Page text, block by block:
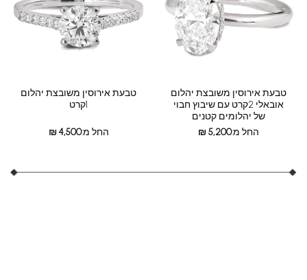
טבעת אירוסין משובצת יהלום
אובאלי 2קרט עם שיבוץ חבוי
של יהלומים קטנים
החל מ:
₪5,200
טבעת אירוסין משובצת יהלום
1קרט
החל מ: ₪4,500